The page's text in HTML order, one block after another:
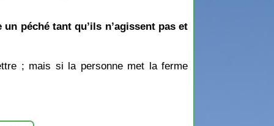
péché tant qu’ils n’agissent pas et
; mais si la personne met la ferme